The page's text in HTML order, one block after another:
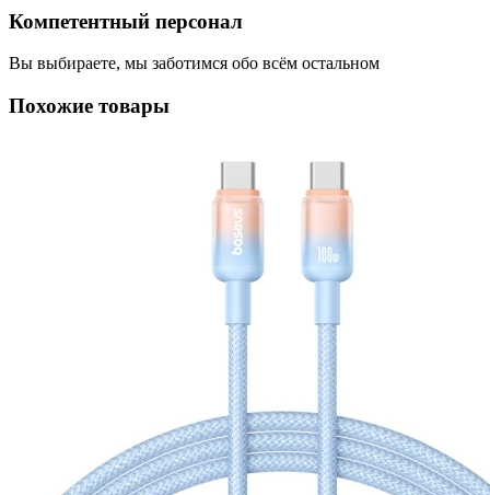
Компетентный персонал
Вы выбираете, мы заботимся обо всём остальном
Похожие товары